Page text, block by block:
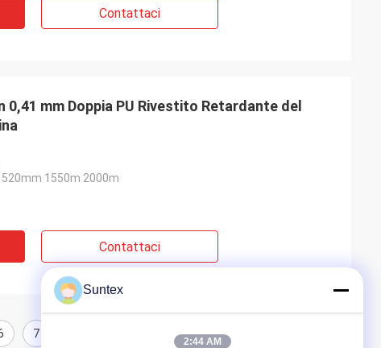
Contattaci
mm Doppia PU Rivestito Retardante del
1550m 2000m
Contattaci
7
Suntex
2:44 AM